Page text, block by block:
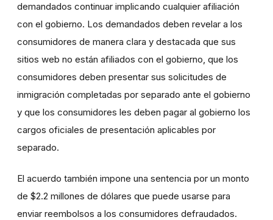
demandados continuar implicando cualquier afiliación
con el gobierno. Los demandados deben revelar a los
consumidores de manera clara y destacada que sus
sitios web no están afiliados con el gobierno, que los
consumidores deben presentar sus solicitudes de
inmigración completadas por separado ante el gobierno
y que los consumidores les deben pagar al gobierno los
cargos oficiales de presentación aplicables por
separado.
El acuerdo también impone una sentencia por un monto
de $2.2 millones de dólares que puede usarse para
enviar reembolsos a los consumidores defraudados.